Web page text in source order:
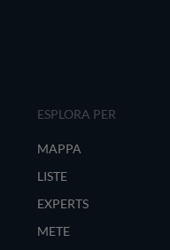
ESPLORA PER
MAPPA
LISTE
EXPERTS
METE